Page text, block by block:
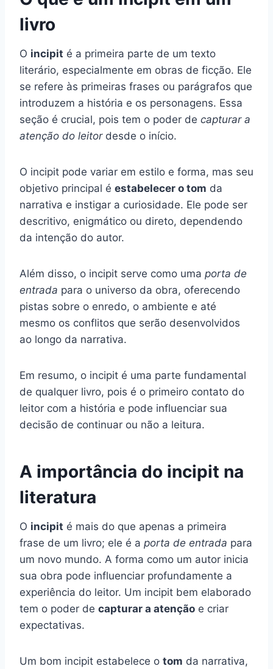
livro
O incipit é a primeira parte de um texto
literário, especialmente em obras de ficção. Ele
se refere às primeiras frases ou parágrafos que
introduzem a história e os personagens. Essa
seção é crucial, pois tem o poder de capturar a
atenção do leitordesde o início.
O incipit pode variar em estilo e forma, mas seu
objetivo principal é estabelecer o tom da
narrativa e instigar a curiosidade. Ele pode ser
descritivo, enigmático ou direto, dependendo
da intenção do autor.
Além disso, o incipit serve como uma porta de
entrada para o universo da obra, oferecendo
pistas sobre o enredo, o ambiente e até
mesmo os conflitos que serão desenvolvidos
ao longo da narrativa.
Em resumo, o incipit é uma parte fundamental
de qualquer livro, pois é o primeiro contato do
leitor com a história e pode influenciar sua
decisão de continuar ou não a leitura.
A importância do incipit na
literatura
O incipit é mais do que apenas a primeira
frase de um livro; ele é a porta de entrada para
um novo mundo. A forma como um autor inicia
sua obra pode influenciar profundamente a
experiência do leitor. Um incipit bem elaborado
tem o poder de capturar a atenção e criar
expectativas.
Um bom incipit estabelece o tom da narrativa,